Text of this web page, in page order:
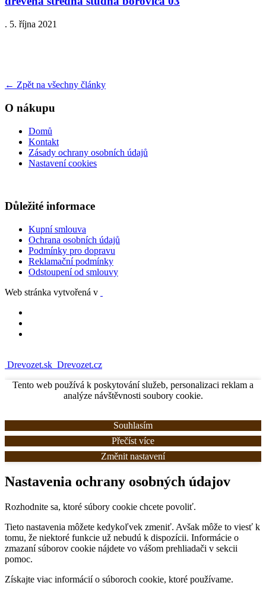
. 5. října 2021
← Zpět na všechny články
O nákupu
Domů
Kontakt
Zásady ochrany osobních údajů
Nastavení cookies
Důležité informace
Kupní smlouva
Ochrana osobních údajů
Podmínky pro dopravu
Reklamační podmínky
Odstoupení od smlouvy
Web stránka vytvořená v
Drevozet.sk Drevozet.cz
Tento web používá k poskytování služeb, personalizaci reklam a
analýze návštěvnosti soubory cookie.
Souhlasím
Přečíst více
Změnit nastavení
Nastavenia ochrany osobných údajov
Rozhodnite sa, ktoré súbory cookie chcete povoliť.
Tieto nastavenia môžete kedykoľvek zmeniť. Avšak môže to viesť k
tomu, že niektoré funkcie už nebudú k dispozícii. Informácie o
zmazaní súborov cookie nájdete vo vášom prehliadači v sekcii
pomoc.
Získajte viac informácií o súboroch cookie, ktoré používame.